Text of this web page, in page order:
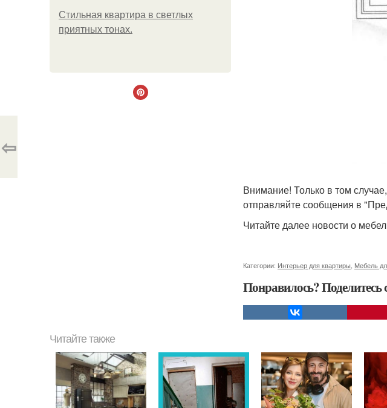
Стильная квартира в светлых
приятных тонах.
Внимание! Только в том
отправляйте сообщения в
Читайте далее новости о
Категории: Интерьер для квартиры Мебель
Понравилось? Поделитесь
⇦
Читайте также